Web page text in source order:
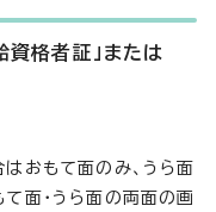
格者証」または
おもて面のみ、うら面
面・うら面の両面の画